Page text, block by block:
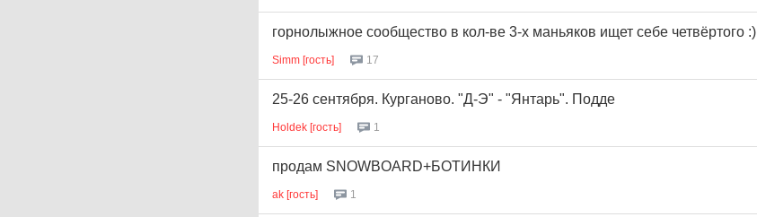
горнолыжное сообщество в кол-ве 3-х маньяков ищет себе четвёртого :)
Simm [гость] 17
25-26 сентября. Курганово. "Д-Э" - "Янтарь". Подде
Holdek [гость] 1
продам SNOWBOARD+БОТИНКИ
ak [гость] 1